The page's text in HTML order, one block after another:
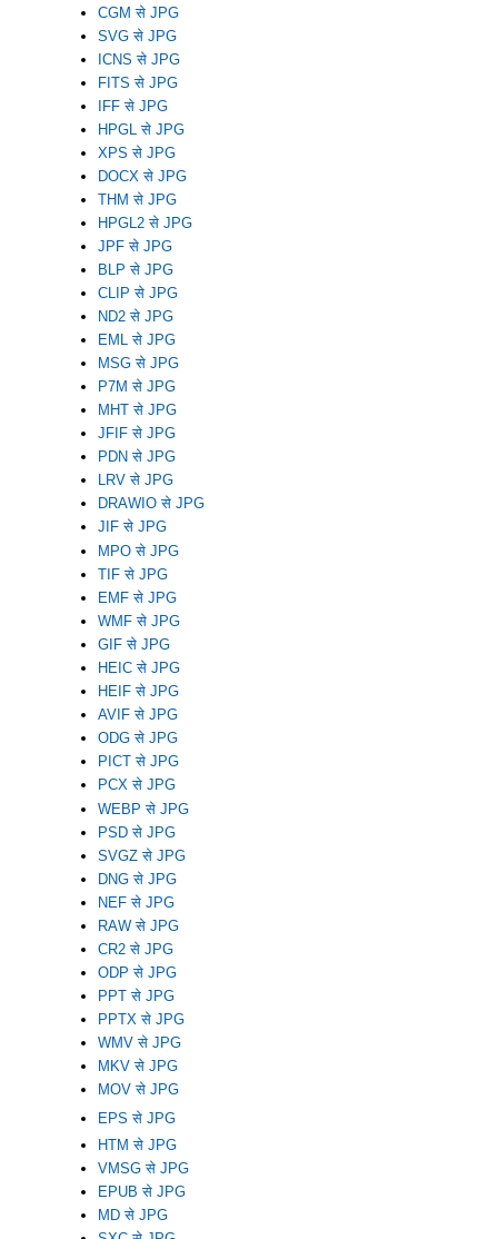
CGM से JPG
SVG से JPG
ICNS से JPG
FITS से JPG
IFF से JPG
HPGL से JPG
XPS से JPG
DOCX से JPG
THM से JPG
HPGL2 से JPG
JPF से JPG
BLP से JPG
CLIP से JPG
ND2 से JPG
EML से JPG
MSG से JPG
P7M से JPG
MHT से JPG
JFIF से JPG
PDN से JPG
LRV से JPG
DRAWIO से JPG
JIF से JPG
MPO से JPG
TIF से JPG
EMF से JPG
WMF से JPG
GIF से JPG
HEIC से JPG
HEIF से JPG
AVIF से JPG
ODG से JPG
PICT से JPG
PCX से JPG
WEBP से JPG
PSD से JPG
SVGZ से JPG
DNG से JPG
NEF से JPG
RAW से JPG
CR2 से JPG
ODP से JPG
PPT से JPG
PPTX से JPG
WMV से JPG
MKV से JPG
MOV से JPG
EPS से JPG
HTM से JPG
VMSG से JPG
EPUB से JPG
MD से JPG